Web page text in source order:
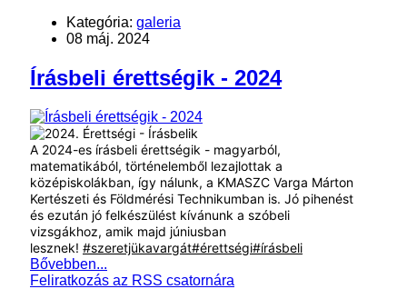
Kategória: galeria
08 máj. 2024
Írásbeli érettségik - 2024
A 2024-es írásbeli érettségik - magyarból,
matematikából, történelemből lezajlottak a
középiskolákban, így nálunk, a KMASZC Varga Márton
Kertészeti és Földmérési Technikumban is. Jó pihenést
és ezután jó felkészülést kívánunk a szóbeli
vizsgákhoz, amik majd júniusban
lesznek! #szeretjükavargát#érettségi#írásbeli
Bővebben...
Feliratkozás az RSS csatornára